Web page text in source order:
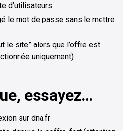
d’utilisateurs
le mot de passe sans le mettre
le site” alors que l’offre est
uniquement)
essayez…
sur dna.fr